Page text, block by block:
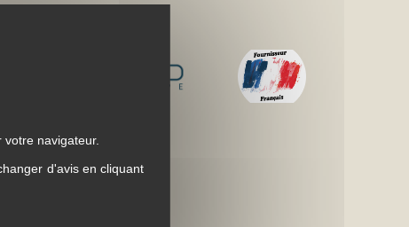
navigateur.
d'avis en cliquant